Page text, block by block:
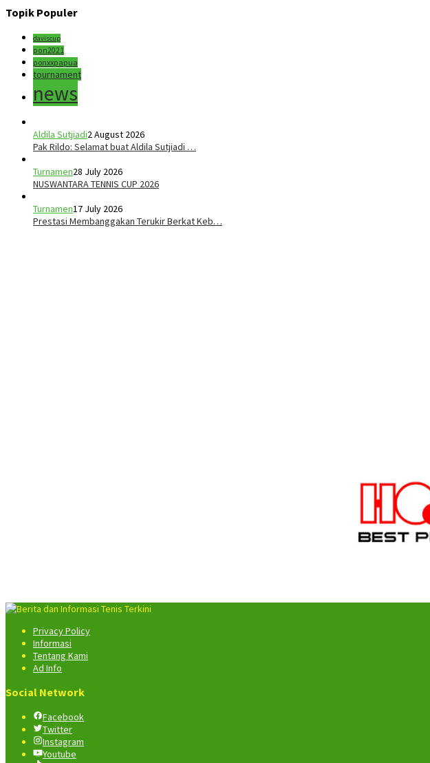
Topik Populer
daviscup
pon2021
ponxxpapua
tournament
news
Aldila Sutjiadi2 August 2026
Pak Rildo: Selamat buat Aldila Sutjiadi …
Turnamen28 July 2026
NUSWANTARA TENNIS CUP 2026
Turnamen17 July 2026
Prestasi Membanggakan Terukir Berkat Keb…
Privacy Policy
Informasi
Tentang Kami
Ad Info
Social Network
Facebook
Twitter
Instagram
Youtube